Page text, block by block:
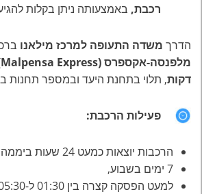
רכבת, באמצעותה ניתן בקלות
הדרך משדה התעופה למרכז מילאנו
מלפנסה-אקספרס(Malpensa Express)
דקות, תלוי בתחנת היעד ובמספר תחנות
פעילות הרכבת:
הרכבות יוצאות כמעט 24 שעות ביממה,
7 ימים בשבוע,
למעט הפסקה קצרה בין 01:30 ל-05:30.